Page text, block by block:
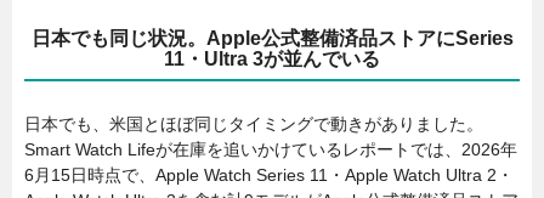
日本でも同じ状況。Apple公式整備済品ストアにSeries
11・Ultra 3が並んでいる
日本でも、米国とほぼ同じタイミングで動きがありました。
Smart Watch Lifeが在庫を追いかけているレポートでは、2026年
6月15日時点で、Apple Watch Series 11・Apple Watch Ultra 2・